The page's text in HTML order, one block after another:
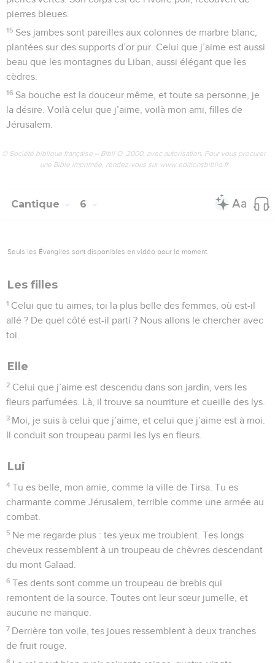
pierres bleues.
15 Ses jambes sont pareilles aux colonnes de marbre blanc,
plantées sur des supports d’or pur. Celui que j’aime est aussi
beau que les montagnes du Liban, aussi élégant que les
cèdres.
16 Sa bouche est la douceur même, et toute sa personne, je
la désire. Voilà celui que j’aime, voilà mon ami, filles de
Jérusalem.
© Société biblique française – Bibli’O, 2000, avec autorisation. Pour vous procurer
une Bible imprimée, rendez-vous sur www.editionsbiblio.fr
Cantique 6
Seuls les Évangiles sont disponibles en vidéo pour le moment.
Les filles
1 Celui que tu aimes, toi la plus belle des femmes, où est-il
allé ? De quel côté est-il parti ? Nous allons le chercher avec
toi.
Elle
2 Celui que j’aime est descendu dans son jardin, vers les
fleurs parfumées. Là, il trouve sa nourriture et cueille des lys.
3 Moi, je suis à celui que j’aime, et celui que j’aime est à moi.
Il conduit son troupeau parmi les lys en fleurs.
Lui
4 Tu es belle, mon amie, comme la ville de Tirsa. Tu es
charmante comme Jérusalem, terrible comme une armée au
combat.
5 Ne me regarde plus : tes yeux me troublent. Tes longs
cheveux ressemblent à un troupeau de chèvres descendant
du mont Galaad.
6 Tes dents sont comme un troupeau de brebis qui
remontent de la source. Toutes ont leur sœur jumelle, et
aucune ne manque.
7 Derrière ton voile, tes joues ressemblent à deux tranches
de fruit rouge.
8